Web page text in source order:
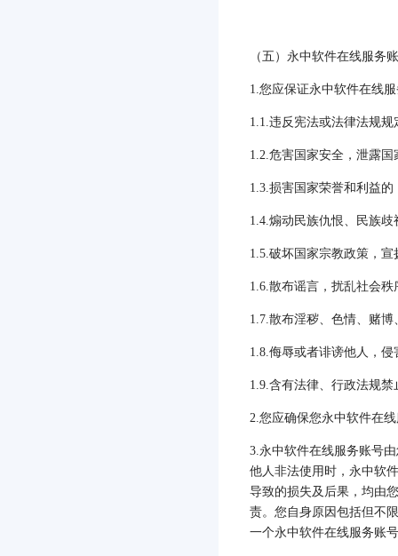
（五）永中软件在线服务
1.您应保证永中软件在线
1.1.违反宪法或法律法规规
1.2.危害国家安全，泄露
1.3.损害国家荣誉和利益的
1.4.煽动民族仇恨、民族
1.5.破坏国家宗教政策，
1.6.散布谣言，扰乱社会
1.7.散布淫秽、色情、赌
1.8.侮辱或者诽谤他人，侵
1.9.含有法律、行政法规禁
2.您应确保您永中软件在
3.永中软件在线服务账号
他人非法使用时，永中软
导致的损失及后果，均由
责。您自身原因包括但不
一个永中软件在线服务账